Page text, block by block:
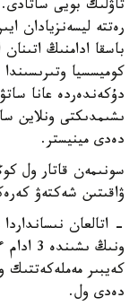
تاۋلىك بويى
رەتتە ليسەنزيادان
باسقا ادامنىڭ
كوميسسيا
دۇكەندەردە عانا
ىشىمدىكتى ونلاين
دەدى مينيستر.
سونىمەن قاتار ول
ۋاقىتىن شەكتەۋ
ونىڭ
كەيبىر
دەدى ول.